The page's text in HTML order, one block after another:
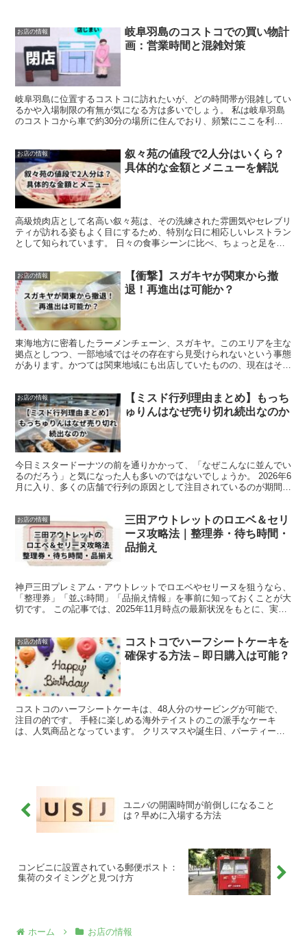
お店の情報
岐阜羽島のコストコでの買い物計
画：営業時間と混雑対策
岐阜羽島に位置するコストコに訪れたいが、どの時間帯が混雑してい
るかや入場制限の有無が気になる方は多いでしょう。 私は岐阜羽島
のコストコから車で約30分の場所に住んでおり、頻繁にここを利用
お店の情報
叙々苑の値段で2人分はいくら？
具体的な金額とメニューを解説
高級焼肉店として名高い叙々苑は、その洗練された雰囲気やセレブリ
ティが訪れる姿もよく目にするため、特別な日に相応しいレストラン
として知られています。 日々の食事シーンに比べ、ちょっと足を踏
お店の情報
【衝撃】スガキヤが関東から撤
退！再進出は可能か？
東海地方に密着したラーメンチェーン、スガキヤ。このエリアを主な
拠点としつつ、一部地域ではその存在すら見受けられないという事態
があります。かつては関東地域にも出店していたものの、現在はその
お店の情報
【ミスド行列理由まとめ】もっち
ゅりんはなぜ売り切れ続出なのか
今日ミスタードーナツの前を通りかかって、「なぜこんなに並んでい
るのだろう」と気になった人も多いのではないでしょうか。 2026年6
月に入り、多くの店舗で行列の原因として注目されているのが期間限
お店の情報
三田アウトレットのロエベ＆セリ
ーヌ攻略法｜整理券・待ち時間・
品揃え
神戸三田プレミアム・アウトレットでロエベやセリーヌを狙うなら、
「整理券」「並ぶ時間」「品揃え情報」を事前に知っておくことが大
切です。 この記事では、2025年11月時点の最新状況をもとに、実際
お店の情報
コストコでハーフシートケーキを
確保する方法 – 即日購入は可能？
コストコのハーフシートケーキは、48人分のサービングが可能で、
注目の的です。 手軽に楽しめる海外テイストのこの派手なケーキ
は、人気商品となっています。 クリスマスや誕生日、パーティーな
ユニバの開園時間が前倒しになること
は？早めに入場する方法
コンビニに設置されている郵便ポスト：
集荷のタイミングと見つけ方
ホーム お店の情報